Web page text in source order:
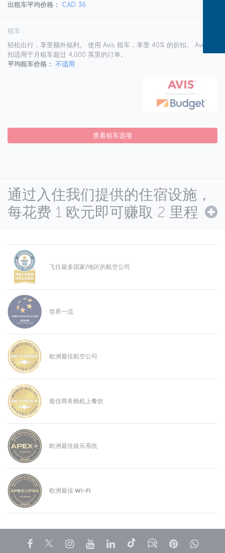
出租车平均价格：
CAD 36
租车：
轻松出行，享受额外福利。 使用 Avis 租车，享受 40% 的折扣。 Avis 折
扣适用于月租车超过 4,000 英里的订单。
平均租车价格： 不适用
查看租车选项
通过入住我们提供的住宿设施，
每花费 1 欧元即可赚取 2 里程
飞往最多国家/地区的航空公司
世界一流
欧洲最佳航空公司
最佳商务舱机上餐饮
欧洲最佳娱乐系统
欧洲最佳 WI-FI
Facebook
TwitterInstagram
YouTube
领英抖音博客Pinterest